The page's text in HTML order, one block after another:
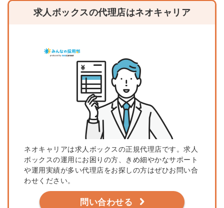
求人ボックスの代理店はネオキャリア
ネオキャリアは求人ボックスの正規代理店です。求人
ボックスの運用にお困りの方、きめ細やかなサポート
や運用実績が多い代理店をお探しの方はぜひお問い合
わせください。
問い合わせる